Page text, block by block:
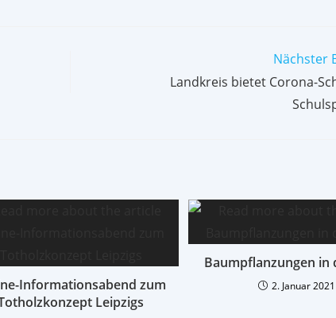
Nächster
Landkreis bietet Corona-
Informationsabend zum
Leipzigs
Baumpflanzungen in
2. Januar 2021